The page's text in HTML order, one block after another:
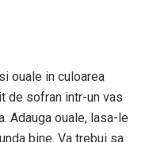
ouale in culoarea
de sofran intr-un vas
Adauga ouale, lasa-le
bine. Va trebui sa